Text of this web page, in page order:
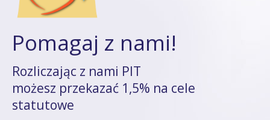
Pomagaj z nami!
Rozliczając z nami PIT
możesz przekazać 1,5% na cele
statutowe